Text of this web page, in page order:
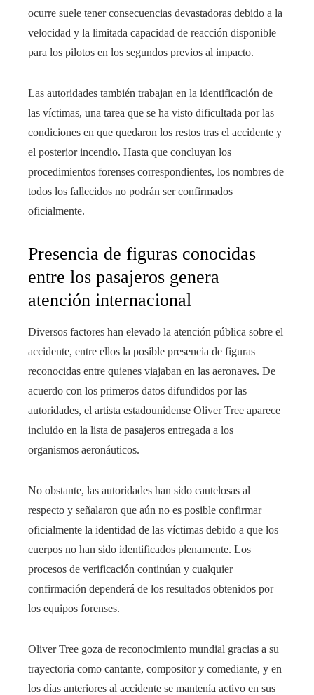
ocurre suele tener consecuencias devastadoras debido a la
velocidad y la limitada capacidad de reacción disponible
para los pilotos en los segundos previos al impacto.
Las autoridades también trabajan en la identificación de
las víctimas, una tarea que se ha visto dificultada por las
condiciones en que quedaron los restos tras el accidente y
el posterior incendio. Hasta que concluyan los
procedimientos forenses correspondientes, los nombres de
todos los fallecidos no podrán ser confirmados
oficialmente.
Presencia de figuras conocidas
entre los pasajeros genera
atención internacional
Diversos factores han elevado la atención pública sobre el
accidente, entre ellos la posible presencia de figuras
reconocidas entre quienes viajaban en las aeronaves. De
acuerdo con los primeros datos difundidos por las
autoridades, el artista estadounidense Oliver Tree aparece
incluido en la lista de pasajeros entregada a los
organismos aeronáuticos.
No obstante, las autoridades han sido cautelosas al
respecto y señalaron que aún no es posible confirmar
oficialmente la identidad de las víctimas debido a que los
cuerpos no han sido identificados plenamente. Los
procesos de verificación continúan y cualquier
confirmación dependerá de los resultados obtenidos por
los equipos forenses.
Oliver Tree goza de reconocimiento mundial gracias a su
trayectoria como cantante, compositor y comediante, y en
los días anteriores al accidente se mantenía activo en sus